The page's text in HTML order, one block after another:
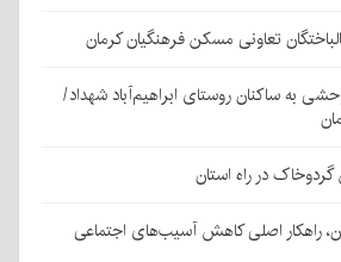
تعاونی مسکن فرهنگیان کرمان
به ساکنان روستای ابراهیم‌آباد شهداد/
در راه استان
راهکار اصلی کاهش آسیب‌های اجتماعی